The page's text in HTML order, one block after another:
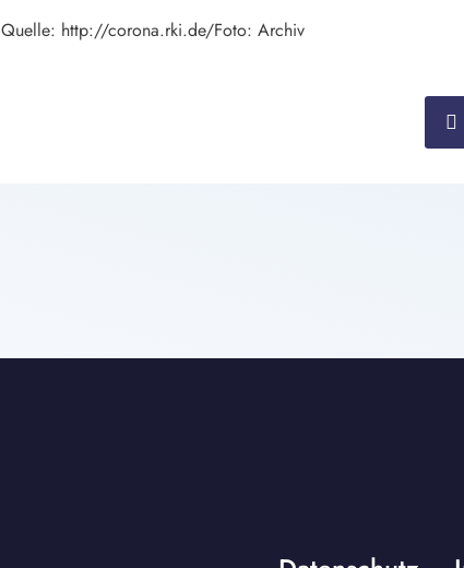
Quelle: http://corona.rki.de/Foto: Archiv